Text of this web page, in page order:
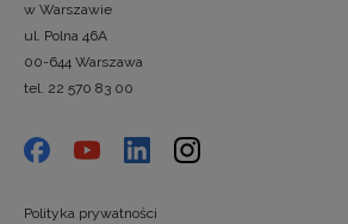
w Warszawie
ul. Polna 46A
00-644 Warszawa
tel. 22 570 83 00
Polityka prywatności